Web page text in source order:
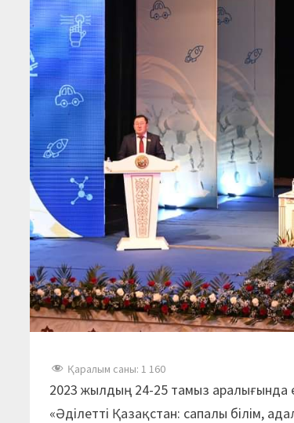
Қаралым саны: 1 160
2023 жылдың 24-25 тамыз аралығында
«Әділетті Қазақстан: сапалы білім,